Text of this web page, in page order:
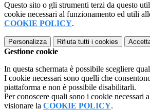
Questo sito o gli strumenti terzi da questo
cookie necessari al funzionamento ed utili
COOKIE POLICY.
Personalizza Rifiuta tutti i cookies
Gestione cookie
In questa schermata è possibile scegliere
I cookie necessari sono quelli che
piattaforma e non è possibile disabilitarli.
Per conoscere quali sono i cookie necessari
visionare la COOKIE POLICY.